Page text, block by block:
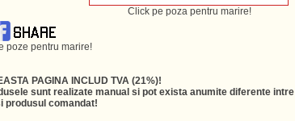
Click pe poza pentru marire!
poze pentru marire!
PAGINA INCLUD TVA (21%)!
sunt realizate manual si pot exista anumite diferente intre
produsul comandat!